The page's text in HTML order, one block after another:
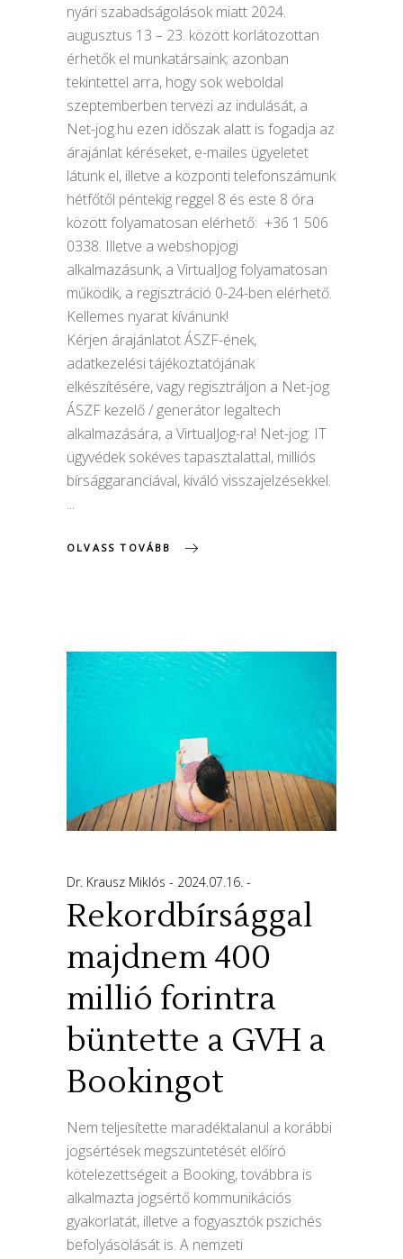
nyári szabadságolások miatt 2024.
augusztus 13 – 23. között korlátozottan
érhetők el munkatársaink; azonban
tekintettel arra, hogy sok weboldal
szeptemberben tervezi az indulását, a
Net-jog.hu ezen időszak alatt is fogadja az
árajánlat kéréseket, e-mailes ügyeletet
látunk el, illetve a központi telefonszámunk
hétfőtől péntekig reggel 8 és este 8 óra
között folyamatosan elérhető: +36 1 506
0338. Illetve a webshopjogi
alkalmazásunk, a VirtualJog folyamatosan
működik, a regisztráció 0-24-ben elérhető.
Kellemes nyarat kívánunk!
Kérjen árajánlatot ÁSZF-ének,
adatkezelési tájékoztatójának
elkészítésére, vagy regisztráljon a Net-jog
ÁSZF kezelő / generátor legaltech
alkalmazására, a VirtualJog-ra! Net-jog: IT
ügyvédek sokéves tapasztalattal, milliós
bírsággaranciával, kiváló visszajelzésekkel.
OLVASS TOVÁBB
Dr. Krausz Miklós 2024.07.16.
Rekordbírsággal
majdnem 400
millió forintra
büntette a GVH a
Bookingot
Nem teljesítette maradéktalanul a korábbi
jogsértések megszüntetését előíró
kötelezettségeit a Booking, továbbra is
alkalmazta jogsértő kommunikációs
gyakorlatát, illetve a fogyasztók pszichés
befolyásolását is. A nemzeti